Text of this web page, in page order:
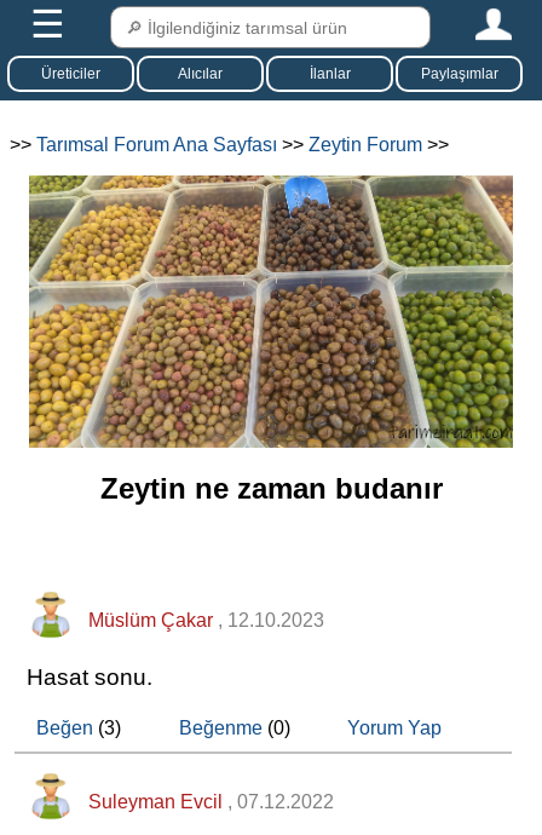
☰
Üreticiler Alıcılar İlanlar Paylaşımlar
>> Tarımsal Forum Ana Sayfası >> Zeytin Forum >>
Zeytin ne zaman budanır
Müslüm Çakar , 12.10.2023
Hasat sonu.
Beğen (3) Beğenme(0) Yorum Yap
Suleyman Evcil , 07.12.2022